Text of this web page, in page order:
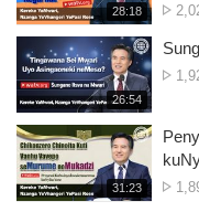
재
생
시
간
28:18
No.
재
생
시
간
26:54
No.
재
생
31:23
No.